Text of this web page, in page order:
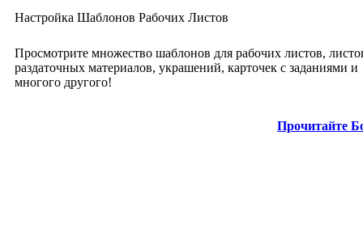
Настройка Шаблонов Рабочих Листов
Просмотрите множество шаблонов для рабочих листов,
раздаточных материалов, украшений, карточек с заданиями и
многого другого!
Прочитайте